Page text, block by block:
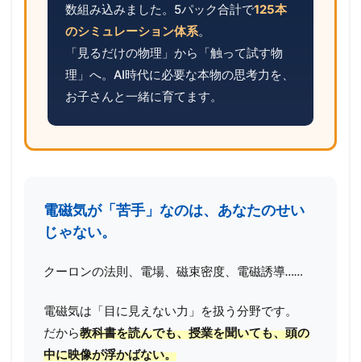
数組み込みました。5パック合計で125本
のシミュレーション体系。
「見るだけの物理」から「触って試す物
理」へ。AI時代に必要な本物の思考力を、
お子さんと一緒に育てます。
電磁気が「苦手」なのは、あなたのせい
じゃない。
クーロンの法則、電場、磁束密度、電磁誘導……
電磁気は「目に見えない力」を扱う分野です。
だから教科書を読んでも、授業を聞いても、頭の
中に映像が浮かばない。